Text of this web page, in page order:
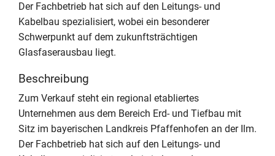
Der Fachbetrieb hat sich auf den Leitungs- und
Kabelbau spezialisiert, wobei ein besonderer
Schwerpunkt auf dem zukunftsträchtigen
Glasfaserausbau liegt.
Beschreibung
Zum Verkauf steht ein regional etabliertes
Unternehmen aus dem Bereich Erd- und Tiefbau mit
Sitz im bayerischen Landkreis Pfaffenhofen an der Ilm.
Der Fachbetrieb hat sich auf den Leitungs- und